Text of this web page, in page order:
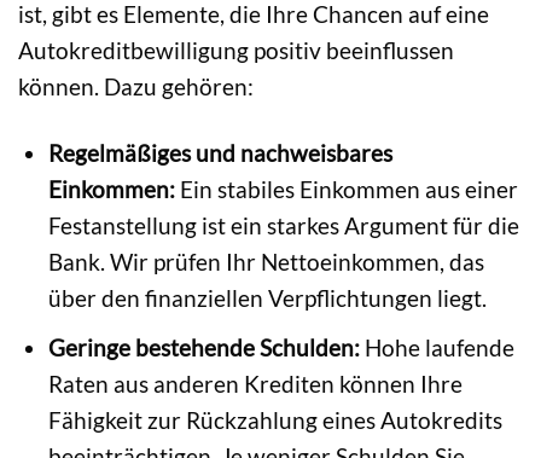
ist, gibt es Elemente, die Ihre Chancen auf eine
Autokreditbewilligung positiv beeinflussen
können. Dazu gehören:
Regelmäßiges und nachweisbares
Einkommen:Ein stabiles Einkommen aus einer
Festanstellung ist ein starkes Argument für die
Bank. Wir prüfen Ihr Nettoeinkommen, das
über den finanziellen Verpflichtungen liegt.
Geringe bestehende Schulden:Hohe laufende
Raten aus anderen Krediten können Ihre
Fähigkeit zur Rückzahlung eines Autokredits